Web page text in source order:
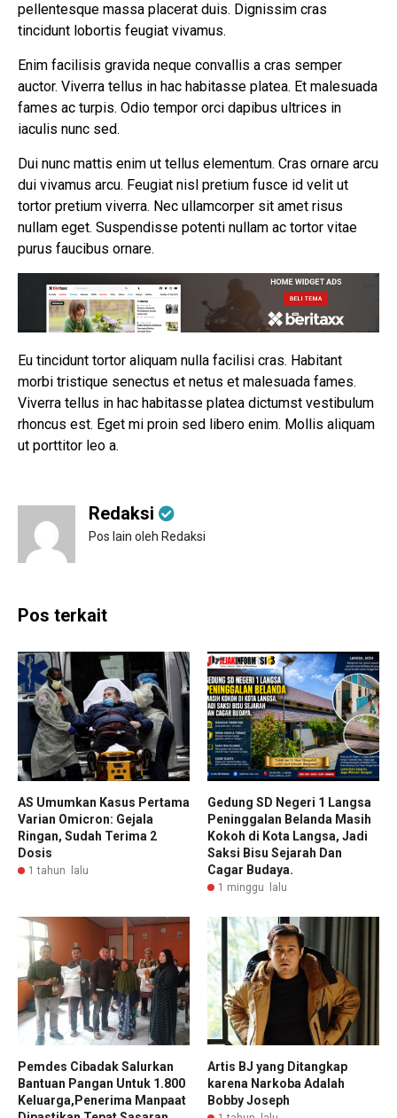
pellentesque massa placerat duis. Dignissim cras
tincidunt lobortis feugiat vivamus.
Enim facilisis gravida neque convallis a cras semper
auctor. Viverra tellus in hac habitasse platea. Et malesuada
fames ac turpis. Odio tempor orci dapibus ultrices in
iaculis nunc sed.
Dui nunc mattis enim ut tellus elementum. Cras ornare arcu
dui vivamus arcu. Feugiat nisl pretium fusce id velit ut
tortor pretium viverra. Nec ullamcorper sit amet risus
nullam eget. Suspendisse potenti nullam ac tortor vitae
purus faucibus ornare.
Eu tincidunt tortor aliquam nulla facilisi cras. Habitant
morbi tristique senectus et netus et malesuada fames.
Viverra tellus in hac habitasse platea dictumst vestibulum
rhoncus est. Eget mi proin sed libero enim. Mollis aliquam
ut porttitor leo a.
Redaksi
Pos lain oleh Redaksi
Pos terkait
AS Umumkan Kasus Pertama
Varian Omicron: Gejala
Ringan, Sudah Terima 2
Dosis
1 tahun lalu
Gedung SD Negeri 1 Langsa
Peninggalan Belanda Masih
Kokoh di Kota Langsa, Jadi
Saksi Bisu Sejarah Dan
Cagar Budaya.
1 minggu lalu
Pemdes Cibadak Salurkan
Bantuan Pangan Untuk 1.800
Keluarga,Penerima Manpaat
Artis BJ yang Ditangkap
karena Narkoba Adalah
Bobby Joseph